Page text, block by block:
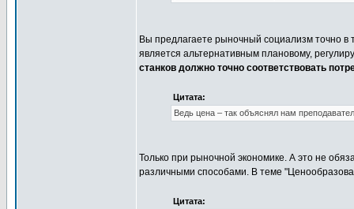
Вы предлагаете рыночный социализм точно
является альтернативным плановому,
станков должно точно соответствовать
Цитата:
Ведь цена – так объяснял нам
Только при рыночной экономике. А это не
различными способами. В теме
Цитата: